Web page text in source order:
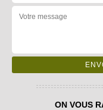
ON VOUS